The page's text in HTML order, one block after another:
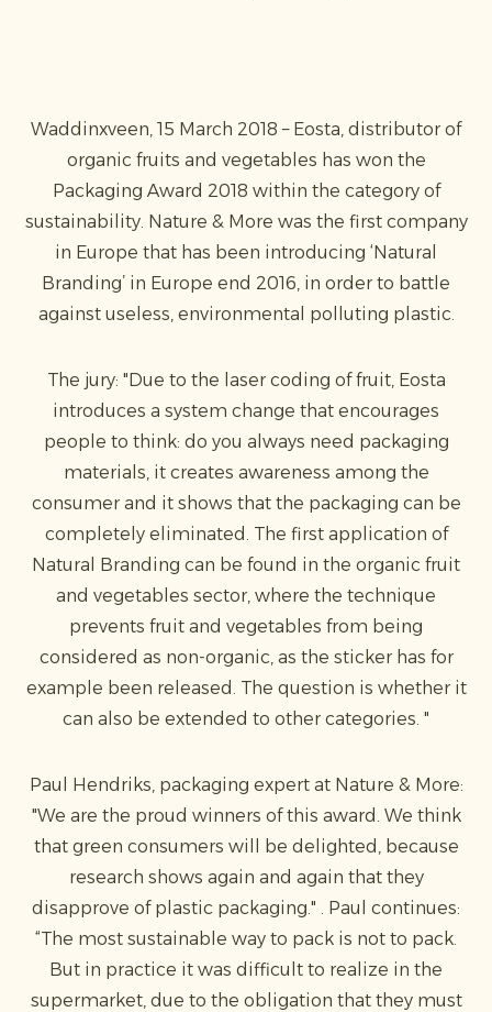
Waddinxveen, 15 March 2018 – Eosta, distributor of
organic fruits and vegetables has won the
Packaging Award 2018 within the category of
sustainability. Nature & More was the first company
in Europe that has been introducing ‘Natural
Branding’ in Europe end 2016, in order to battle
against useless, environmental polluting plastic.
The jury: "Due to the laser coding of fruit, Eosta
introduces a system change that encourages
people to think: do you always need packaging
materials, it creates awareness among the
consumer and it shows that the packaging can be
completely eliminated. The first application of
Natural Branding can be found in the organic fruit
and vegetables sector, where the technique
prevents fruit and vegetables from being
considered as non-organic, as the sticker has for
example been released. The question is whether it
can also be extended to other categories. "
Paul Hendriks, packaging expert at Nature & More:
"We are the proud winners of this award. We think
that green consumers will be delighted, because
research shows again and again that they
disapprove of plastic packaging." . Paul continues:
“The most sustainable way to pack is not to pack.
But in practice it was difficult to realize in the
supermarket, due to the obligation that they must